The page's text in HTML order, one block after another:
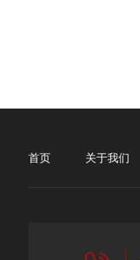
首页 关于我们